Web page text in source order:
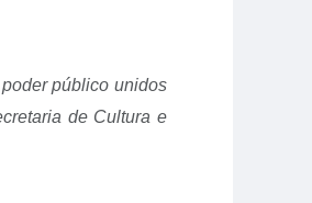
público unidos
de Cultura e